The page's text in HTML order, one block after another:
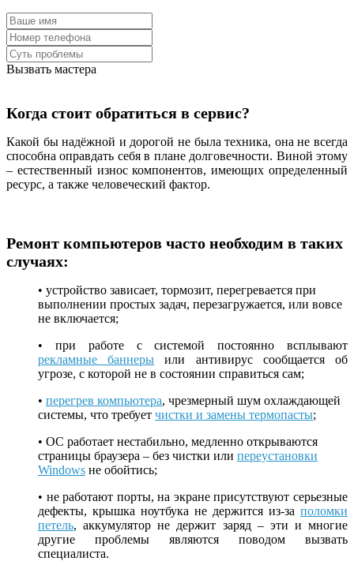
Вызвать мастера
Когда стоит обратиться в сервис?
Какой бы надёжной и дорогой не была техника, она не всегда
способна оправдать себя в плане долговечности. Виной этому
– естественный износ компонентов, имеющих определенный
ресурс, а также человеческий фактор.
Ремонт компьютеров часто необходим в таких
случаях:
• устройство зависает, тормозит, перегревается при
выполнении простых задач, перезагружается, или вовсе
не включается;
• при работе с системой постоянно всплывают
рекламные баннеры или антивирус сообщается об
угрозе, с которой не в состоянии справиться сам;
• перегрев компьютера, чрезмерный шум охлаждающей
системы, что требует чистки и замены термопасты;
• ОС работает нестабильно, медленно открываются
страницы браузера – без чистки или переустановки
Windows не обойтись;
• не работают порты, на экране присутствуют серьезные
дефекты, крышка ноутбука не держится из-за поломки
петель, аккумулятор не держит заряд – эти и многие
другие проблемы являются поводом вызвать
специалиста.